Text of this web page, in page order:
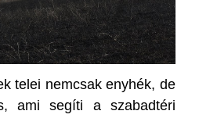
telei nemcsak enyhék, de
ami segíti a szabadtéri